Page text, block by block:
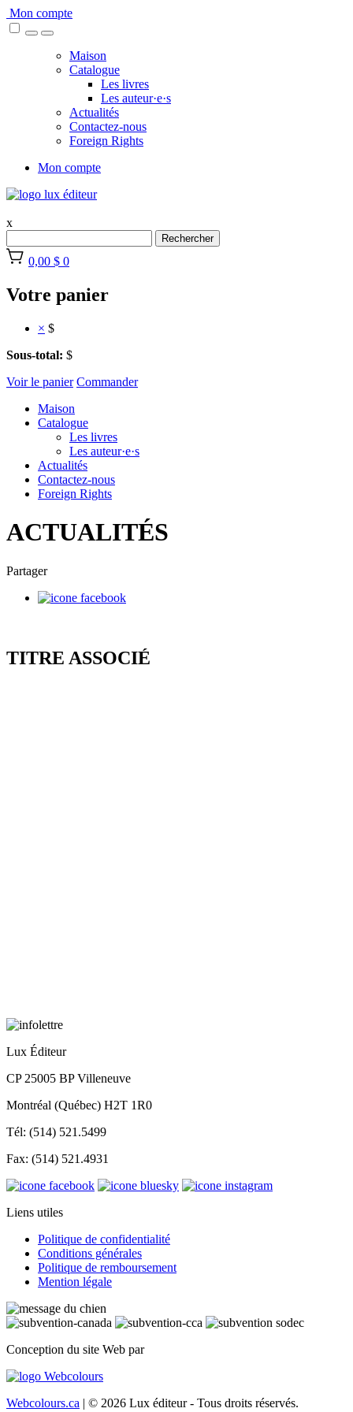
Skip
to
Mon compte
Maison
Catalogue
Les livres
Les auteur·e·s
Actualités
Contactez-nous
Foreign Rights
Mon compte
x
Rechercher
0,00 $ 0
Votre panier
× $
Sous-total: $
Voir le panier Commander
Maison
Catalogue
Les livres
Les auteur·e·s
Actualités
Contactez-nous
Foreign Rights
ACTUALITÉS
Partager
TITRE ASSOCIÉ
Lux Éditeur
CP 25005 BP Villeneuve
Montréal (Québec) H2T 1R0
Tél: (514) 521.5499
Fax: (514) 521.4931
Liens utiles
Politique de confidentialité
Conditions générales
Politique de remboursement
Mention légale
Conception du site Web par
Webcolours.ca | © 2026 Lux éditeur - Tous droits réservés.